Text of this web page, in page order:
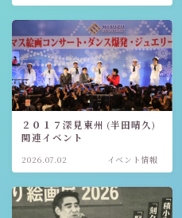
２０１７深見東州 (半田晴久)
関連イベント
2026.07.02 イベント情報